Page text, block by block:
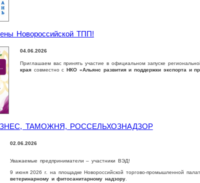
Новороссийской ТПП!
04.06.2026
Приглашаем вас принять участие в официальном запуске
края совместно сНКО «Альянс развития и поддержки экспорта и
ТАМОЖНЯ, РОССЕЛЬХОЗНАДЗОР
02.06.2026
Уважаемые предприниматели – участники ВЭД!
9 июня 2026 г. на площадке Новороссийской торгово-промышленной
ветеринарному и фитосанитарному надзору.